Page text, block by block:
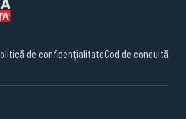
de confidențialitateCod de conduită